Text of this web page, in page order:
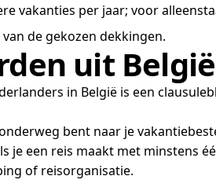
vakanties per jaar; voor
de gekozen dekkingen.
uit België
in België is een
bent naar je
een reis maakt met minstens
of reisorganisatie.